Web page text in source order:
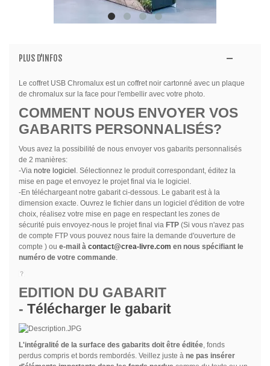
PLUS D'INFOS
Le coffret USB Chromalux est un coffret noir cartonné avec un plaque
de chromalux sur la face pour l'embellir avec votre photo.
COMMENT NOUS ENVOYER VOS
GABARITS PERSONNALISÉS?
Vous avez la possibilité de nous envoyer vos gabarits personnalisés
de 2 manières:
-Via notre logiciel . Sélectionnez le produit correspondant, éditez la
mise en page et envoyez le projet final via le logiciel.
-En téléchargeant notre gabarit ci-dessous. Le gabarit est à la
dimension exacte. Ouvrez le fichier dans un logiciel d'édition de votre
choix, réalisez votre mise en page en respectant les zones de
sécurité puis envoyez-nous le projet final via FTP(Si vous n'avez pas
de compte FTP vous pouvez nous faire la demande d'ouverture de
compte ) ou e-mail à contact@crea-livre.com en nous spécifiant le
numéro de votre commande.
EDITION DU GABARIT
- Télécharger le gabarit
L'intégralité de la surface des gabarits doit être éditée, fonds
perdus compris et bords rembordés. Veillez juste à ne pas insérer